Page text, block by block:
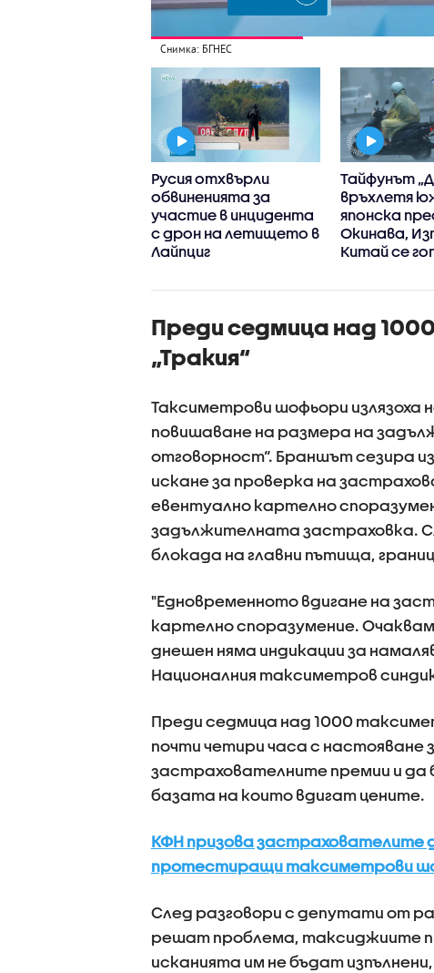
Снимка: БГНЕС
Русия отхвърли
обвиненията за
участие в инцидента
с дрон на летището в
Лайпциг
Тайфунът
връхлетя
японска
Окинава,
Китай се
Преди седмица над
„Тракия“
Таксиметрови шофьори
повишаване на размера на
отговорност“. Браншът сезира
искане за проверка на
евентуално картелно
задължителната застраховка.
блокада на главни пътища,
"Едновременното вдигане на
картелно споразумение.
днешен няма индикации за
Националния таксиметров
Преди седмица над 1000
почти четири часа с
застрахователните премии и да
базата на които вдигат цените.
КФН призова застрахователите
протестиращи таксиметрови
След разговори с депутати от
решат проблема, таксиджиите
исканията им не бъдат